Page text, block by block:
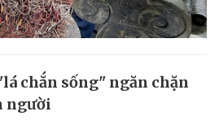
chắn sống" ngăn chặn
người